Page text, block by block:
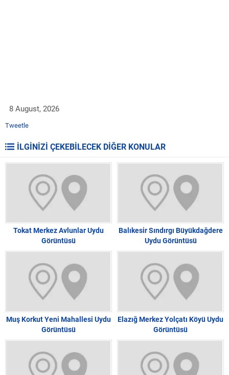
8 August, 2026
Tweetle
İLGİNİZİ ÇEKEBİLECEK DİĞER KONULAR
Tokat Merkez Avlunlar Uydu
Görüntüsü
Balıkesir Sındırgı Büyükdağdere
Uydu Görüntüsü
Muş Korkut Yeni Mahallesi Uydu
Görüntüsü
Elazığ Merkez Yolçatı Köyü Uydu
Görüntüsü